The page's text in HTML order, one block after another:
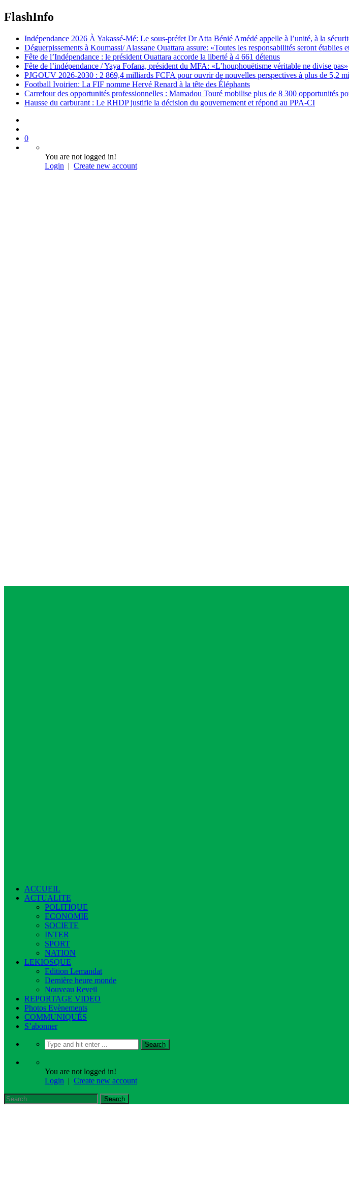
FlashInfo
Indépendance 2026 À Yakassé-Mé: Le sous-préfet Dr Atta Bénié Amédé appelle à l’unité, à la
Déguerpissements à Koumassi/ Alassane Ouattara assure: «Toutes les responsabilités seront
Fête de l’Indépendance : le président Ouattara accorde la liberté à 4 661 détenus
Fête de l’indépendance / Yaya Fofana, président du MFA: «L’houphouëtisme véritable ne divise pas»
PJGOUV 2026-2030 : 2 869,4 milliards FCFA pour ouvrir de nouvelles perspectives à plus de 5,2
Football Ivoirien: La FIF nomme Hervé Renard à la tête des Éléphants
Carrefour des opportunités professionnelles : Mamadou Touré mobilise plus de 8 300 opportunités
Hausse du carburant : Le RHDP justifie la décision du gouvernement et répond au PPA-CI
0
You are not logged in!
Login | Create new account
ACCUEIL
ACTUALITE
POLITIQUE
ECONOMIE
SOCIETE
INTER
SPORT
NATION
LEKIOSQUE
Edition Lemandat
Dernière heure monde
Nouveau Reveil
REPORTAGE VIDEO
Photos Evènements
COMMUNIQUÉS
S’abonner
You are not logged in!
Login | Create new account